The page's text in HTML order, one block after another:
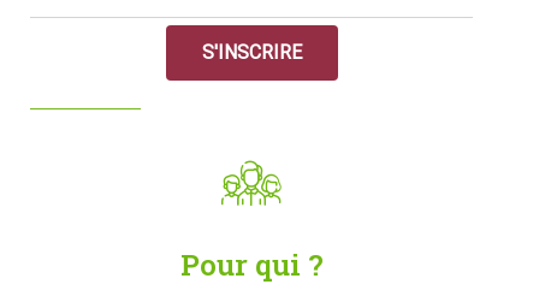
S'INSCRIRE
Pour qui ?